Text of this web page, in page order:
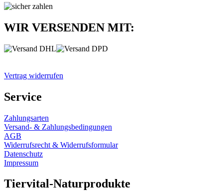
WIR VERSENDEN MIT:
Vertrag widerrufen
Service
Zahlungsarten
Versand- & Zahlungsbedingungen
AGB
Widerrufsrecht & Widerrufsformular
Datenschutz
Impressum
Tiervital-Naturprodukte